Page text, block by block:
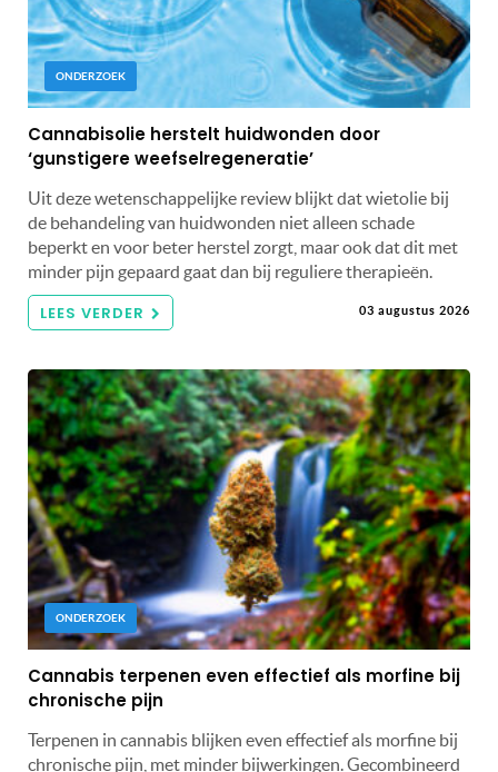
ONDERZOEK
Cannabisolie herstelt huidwonden door
‘gunstigere weefselregeneratie’
Uit deze wetenschappelijke review blijkt dat wietolie bij
de behandeling van huidwonden niet alleen schade
beperkt en voor beter herstel zorgt, maar ook dat dit met
minder pijn gepaard gaat dan bij reguliere therapieën.
LEES VERDER 03 augustus 2026
ONDERZOEK
Cannabis terpenen even effectief als morfine bij
chronische pijn
Terpenen in cannabis blijken even effectief als morfine bij
chronische pijn, met minder bijwerkingen. Gecombineerd